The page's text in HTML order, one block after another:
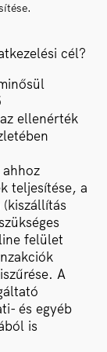
cél?
ellenérték
teljesítése, a
felület
A
és egyéb
is